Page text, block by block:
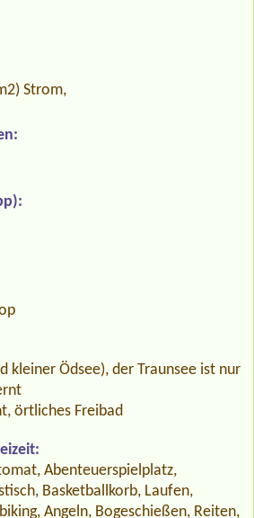
Strom,
kleiner Ödsee), der Traunsee ist nur
örtliches Freibad
Abenteuerspielplatz,
Basketballkorb, Laufen,
Angeln, Bogeschießen, Reiten,